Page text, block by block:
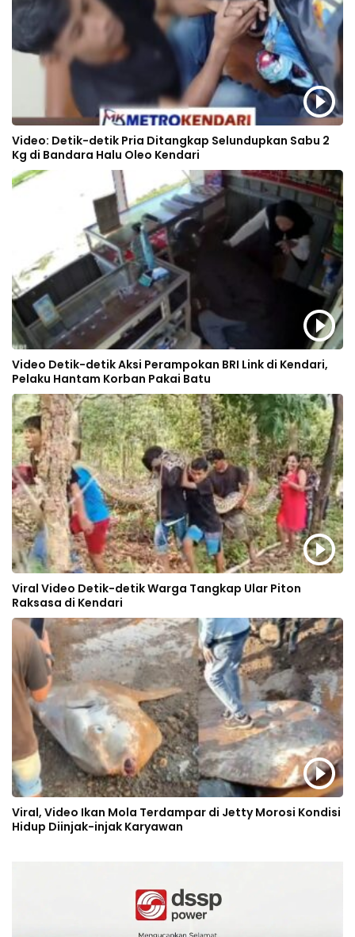
Video: Detik-detik Pria Ditangkap Selundupkan Sabu 2
Kg di Bandara Halu Oleo Kendari
Video Detik-detik Aksi Perampokan BRI Link di Kendari,
Pelaku Hantam Korban Pakai Batu
Viral Video Detik-detik Warga Tangkap Ular Piton
Raksasa di Kendari
Viral, Video Ikan Mola Terdampar di Jetty Morosi Kondisi
Hidup Diinjak-injak Karyawan